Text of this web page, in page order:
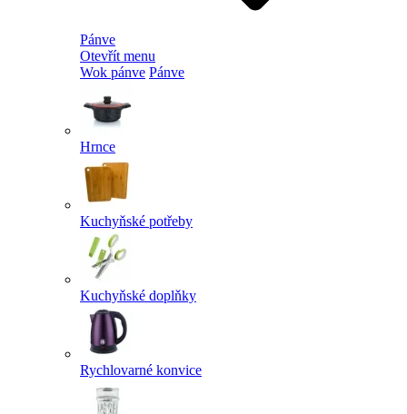
Pánve
Otevřít menu
Wok pánve Pánve
Hrnce
Kuchyňské potřeby
Kuchyňské doplňky
Rychlovarné konvice